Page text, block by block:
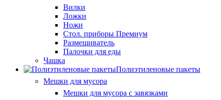
Вилки
Ложки
Ножи
Стол. приборы Премиум
Размешиватель
Палочки для еды
Чашка
Полиэтиленовые пакеты
Мешки для мусора
Мешки для мусора с завязками